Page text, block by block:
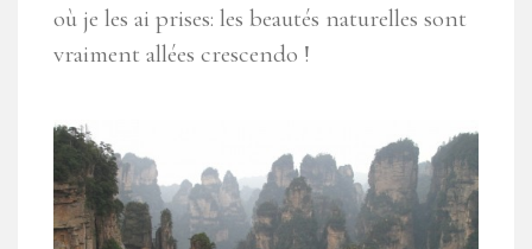
où je les ai prises: les beautés naturelles sont
vraiment allées crescendo !